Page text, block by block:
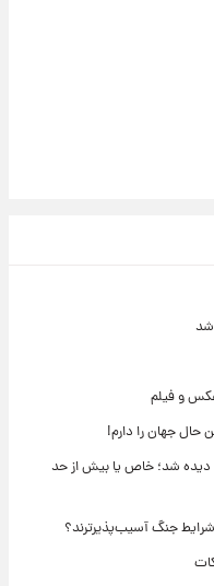
و فیلم
جهان را دارم!
دیده شد؛ خاص یا بیش از حد
شرایط جنگ آسیب‌پذیرترند؟